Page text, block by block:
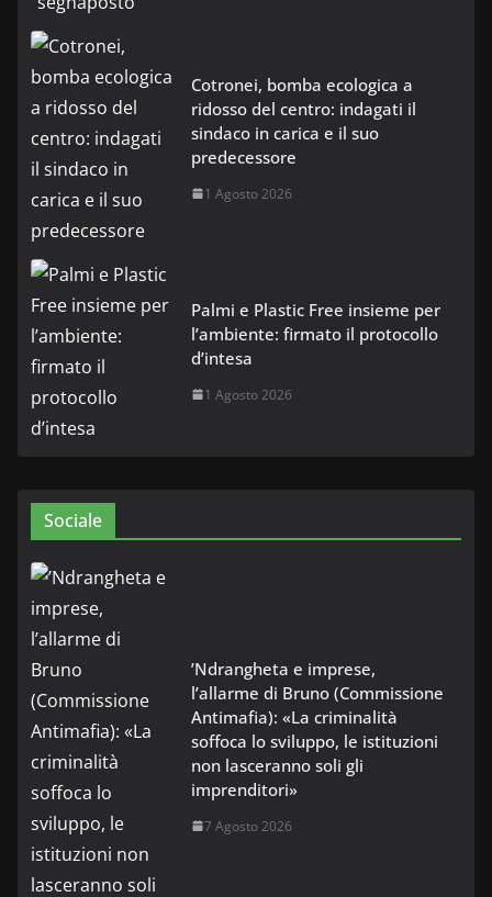
Cotronei, bomba ecologica a
ridosso del centro: indagati il
sindaco in carica e il suo
predecessore
1 Agosto 2026
Palmi e Plastic Free insieme per
l’ambiente: firmato il protocollo
d’intesa
1 Agosto 2026
Sociale
’Ndrangheta e imprese,
l’allarme di Bruno (Commissione
Antimafia): «La criminalità
soffoca lo sviluppo, le istituzioni
non lasceranno soli gli
imprenditori»
7 Agosto 2026